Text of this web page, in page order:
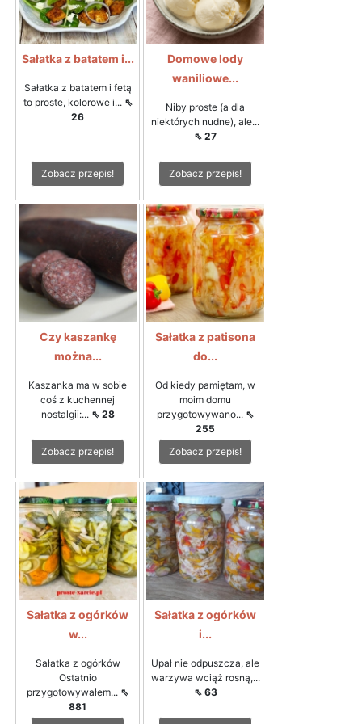
Sałatka z batatem i...
Sałatka z batatem i fetą
to proste, kolorowe i... ⇖
26
Zobacz przepis!
Domowe lody
waniliowe...
Niby proste (a dla
niektórych nudne), ale...
⇖ 27
Zobacz przepis!
Czy kaszankę
można...
Kaszanka ma w sobie
coś z kuchennej
nostalgii:... ⇖ 28
Zobacz przepis!
Sałatka z patisona
do...
Od kiedy pamiętam, w
moim domu
przygotowywano... ⇖
255
Zobacz przepis!
Sałatka z ogórków
w...
Sałatka z ogórków
Ostatnio
przygotowywałem... ⇖
881
Sałatka z ogórków
i...
Upał nie odpuszcza, ale
warzywa wciąż rosną,...
⇖ 63